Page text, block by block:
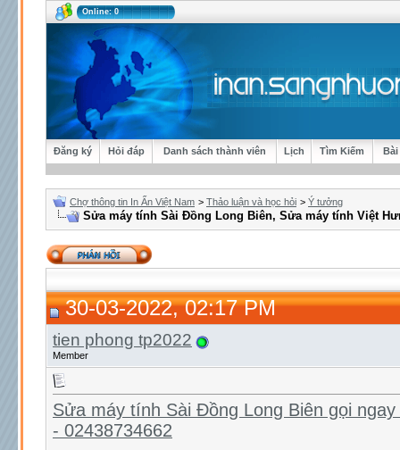
Online: 0
Đăng ký Hỏi đáp Danh sách thành viên Lịch Tìm Kiếm
Chợ thông tin In Ấn Việt Nam > Thảo luận và học hỏi > Ý tưởng
Sửa máy tính Sài Đồng Long Biên, Sửa máy tính Việt
30-03-2022, 02:17 PM
tien phong tp2022
Member
Sửa máy tính Sài Đồng Long Biên gọi
- 02438734662